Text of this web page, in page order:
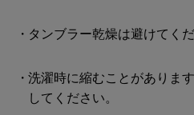
タンブラー乾燥は避けてくだ
洗濯時に縮むことがありま
してください。